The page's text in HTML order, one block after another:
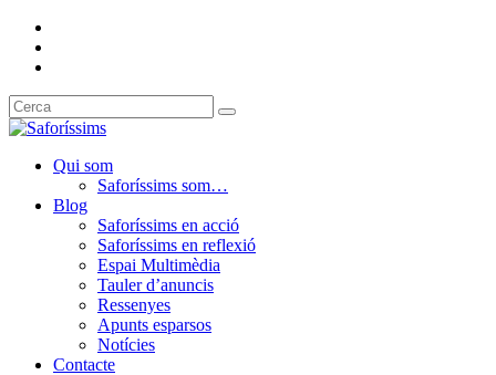
Qui som
Saforíssims som…
Blog
Saforíssims en acció
Saforíssims en reflexió
Espai Multimèdia
Tauler d’anuncis
Ressenyes
Apunts esparsos
Notícies
Contacte